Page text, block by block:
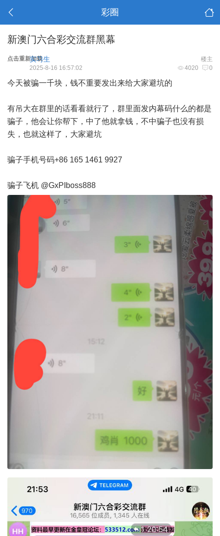
彩圈
新澳门六合彩交流群黑幕
点击重新加载 楼主
实习生
4020 0
2025-8-16 16:57:02
今天被骗一千块，钱不重要发出来给大家避坑的
有吊大在群里的话看看就行了，群里面发内幕码什么的都是
骗子，他会让你帮下，中了他就拿钱，不中骗子也没有损
失，也就这样了，大家避坑
骗子手机号码+86 165 1461 9927
骗子飞机 @GxPIboss888